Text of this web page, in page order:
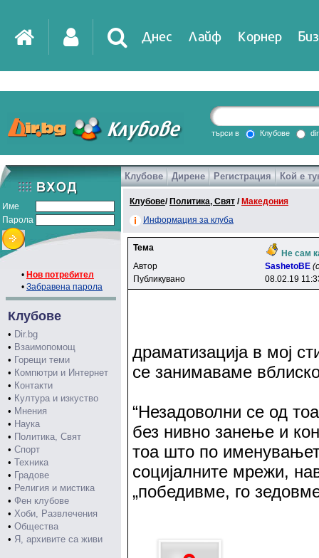
Днес Лайф Корнер
DirTV Impressio
Games
търси в Клубове
Име
Парола
• Нов потребител
• Забравена парола
Клубове
• Dir.bg
• Взаимопомощ
• Горещи теми
• Компютри и Интернет
• Контакти
• Култура и изкуство
• Мнения
• Наука
• Политика, Свят
• Спорт
• Техника
• Градове
• Религия и мистика
• Фен клубове
• Хоби, Развлечения
• Общества
• Я, архивите са живи
Клубове Дирене Регистрация Кой е
Клубове/ Политика, Свят / Македония
Информация за клуба
Тема
Не сам
Автор
SashetoBE
Публикувано
08.02.19
драматизација в мој
се занимаваме
“Незадоволни се од
без нивно занење и
тоа што по
социјалните мрежи,
„победивме, го